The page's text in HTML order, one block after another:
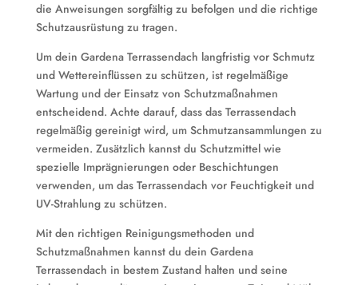
die Anweisungen sorgfältig zu befolgen und die richtige
Schutzausrüstung zu tragen.
Um dein Gardena Terrassendach langfristig vor Schmutz
und Wettereinflüssen zu schützen, ist regelmäßige
Wartung und der Einsatz von Schutzmaßnahmen
entscheidend. Achte darauf, dass das Terrassendach
regelmäßig gereinigt wird, um Schmutzansammlungen zu
vermeiden. Zusätzlich kannst du Schutzmittel wie
spezielle Imprägnierungen oder Beschichtungen
verwenden, um das Terrassendach vor Feuchtigkeit und
UV-Strahlung zu schützen.
Mit den richtigen Reinigungsmethoden und
Schutzmaßnahmen kannst du dein Gardena
Terrassendach in bestem Zustand halten und seine